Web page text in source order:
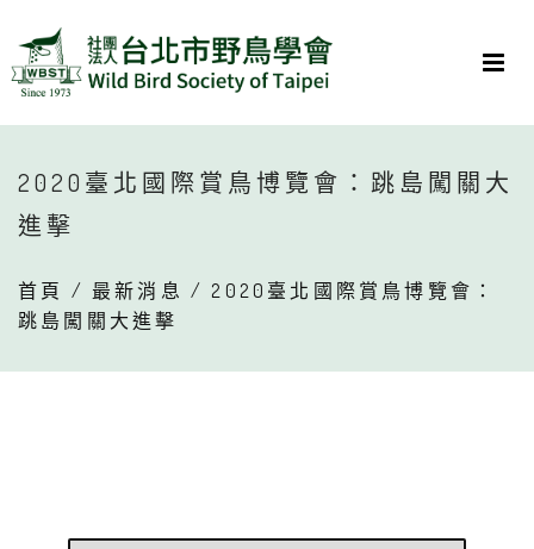
2020臺北國際賞鳥博覽會：跳島闖關大
進擊
首頁 / 最新消息 / 2020臺北國際賞鳥博覽會：
跳島闖關大進擊